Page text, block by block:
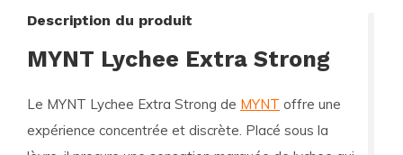
Description du produit
MYNT Lychee Extra Strong
Le MYNT Lychee Extra Strong de MYNT offre une
expérience concentrée et discrète. Placé sous la